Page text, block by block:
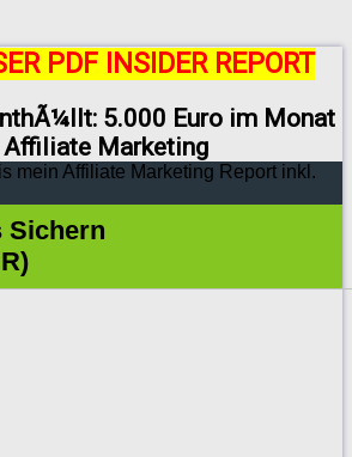
PDF INSIDER REPORT
5.000 Euro im Monat
Marketing
mein Affiliate Marketing Report inkl.
Sichern